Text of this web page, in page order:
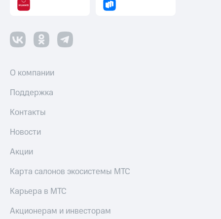
О компании
Поддержка
Контакты
Новости
Акции
Карта салонов экосистемы МТС
Карьера в МТС
Акционерам и инвесторам